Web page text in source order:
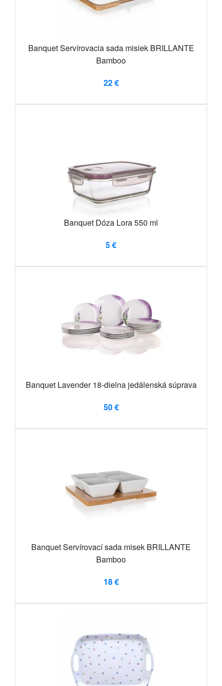
Banquet Servírovacia sada misiek BRILLANTE
Bamboo
22 €
Banquet Dóza Lora 550 ml
5 €
Banquet Lavender 18-dielna jedálenská súprava
50 €
Banquet Servírovací sada misek BRILLANTE
Bamboo
18 €